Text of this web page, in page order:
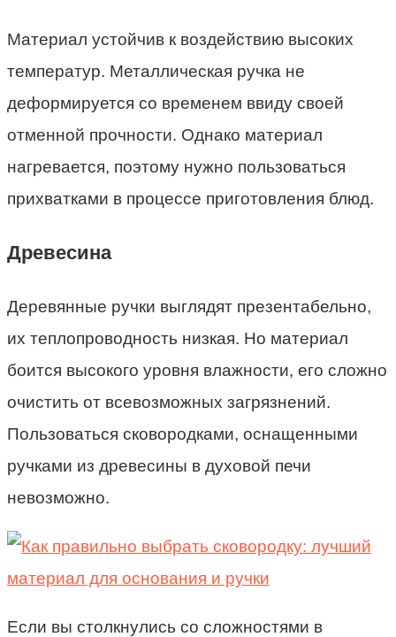
Материал устойчив к воздействию высоких
температур. Металлическая ручка не
деформируется со временем ввиду своей
отменной прочности. Однако материал
нагревается, поэтому нужно пользоваться
прихватками в процессе приготовления блюд.
Древесина
Деревянные ручки выглядят презентабельно,
их теплопроводность низкая. Но материал
боится высокого уровня влажности, его сложно
очистить от всевозможных загрязнений.
Пользоваться сковородками, оснащенными
ручками из древесины в духовой печи
невозможно.
Если вы столкнулись со сложностями в